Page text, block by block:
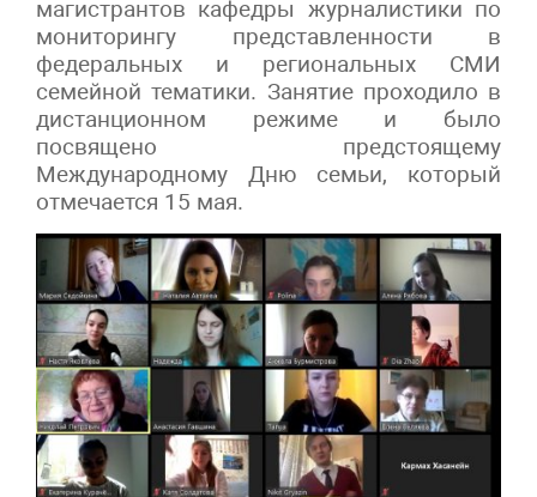
магистрантов кафедры журналистики по
мониторингу представленности в
федеральных и региональных СМИ
семейной тематики. Занятие проходило в
дистанционном режиме и было
посвящено предстоящему
Международному Дню семьи, который
отмечается 15 мая.